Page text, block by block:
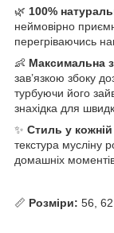
🌿 100%
неймовірно
перегріваючись
👶 Максимальна
зав’язкою збоку
турбуючи його
знахідка для
✨ Стиль у кожній
текстура мусліну
домашніх
📏 Розміри: 56,